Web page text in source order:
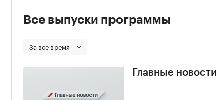
Все выпуски программы
За все время
Главные